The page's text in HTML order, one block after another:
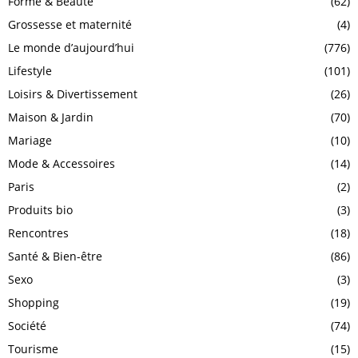
Grossesse et maternité
(4)
Le monde d’aujourd’hui
(776)
Lifestyle
(101)
Loisirs & Divertissement
(26)
Maison & Jardin
(70)
Mariage
(10)
Mode & Accessoires
(14)
Paris
(2)
Produits bio
(3)
Rencontres
(18)
Santé & Bien-être
(86)
Sexo
(3)
Shopping
(19)
Société
(74)
Tourisme
(15)